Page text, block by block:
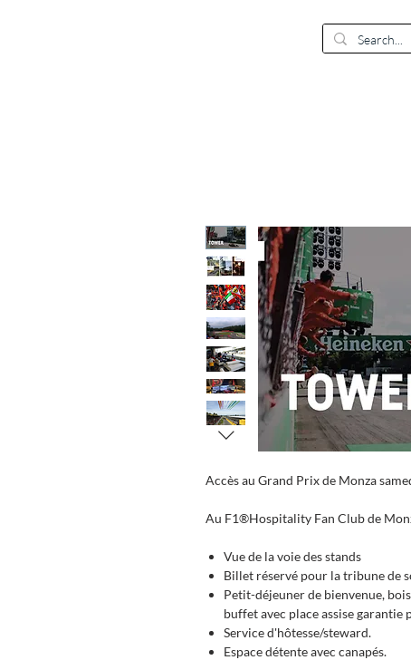
Accès au Grand Prix de Monza
Au F1®Hospitality Fan Club de
Vue de la voie des stands
Billet réservé pour la tribune de
Petit-déjeuner de bienvenue,
buffet avec place assise garantie
Service d'hôtesse/steward.
Espace détente avec canapés.